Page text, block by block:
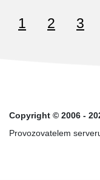
1 2 3
Copyright © 2006 -
Provozovatelem